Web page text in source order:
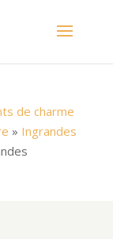
de charme
» Ingrandes